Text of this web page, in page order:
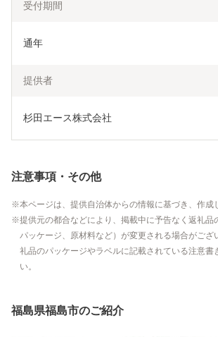
受付期間
通年
提供者
杉田エース株式会社
注意事項・その他
本ページは、提供自治体からの情報に基づき、作成
提供元の都合などにより、掲載中に予告なく返礼品
パッケージ、原材料など）が変更される場合がござ
礼品のパッケージやラベルに記載されている注意書
い。
福島県福島市のご紹介